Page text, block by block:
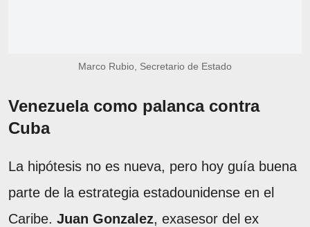
Marco Rubio, Secretario de Estado
Venezuela como palanca contra
Cuba
La hipótesis no es nueva, pero hoy guía buena
parte de la estrategia estadounidense en el
Caribe. Juan Gonzalez, exasesor del ex